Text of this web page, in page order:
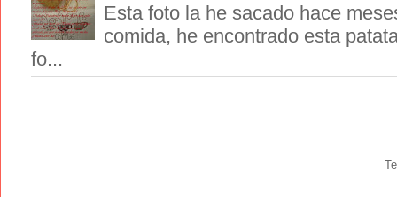
Esta foto la he sacado hace
comida, he encontrado esta
fo...